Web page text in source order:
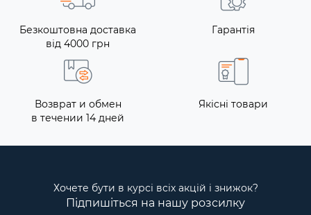
Безкоштовна доставка
від 4000 грн
Гарантія
Возврат и обмен
в течении 14 дней
Якісні товари
Хочете бути в курсі всіх акцій і знижок?
Підпишіться на нашу розсилку